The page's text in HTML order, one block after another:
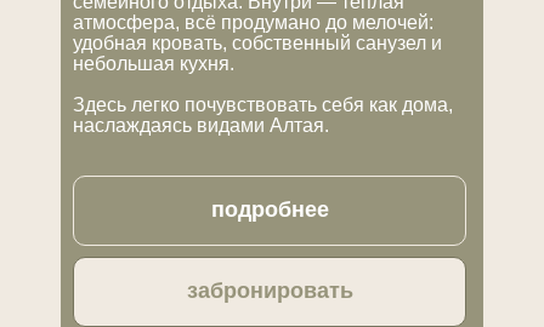
атмосфера, всё продумано до мелочей:
удобная кровать, собственный санузел и
небольшая кухня.
Здесь легко почувствовать себя как дома,
наслаждаясь видами Алтая.
забронировать
подробнее